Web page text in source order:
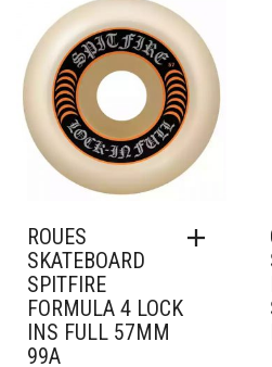
Ajouter à mes favoris
ROUES
SKATEBOARD
SPITFIRE
FORMULA 4 LOCK
INS FULL 57MM
99A